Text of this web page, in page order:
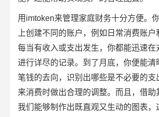
用imtoken来管理家庭财务十分方便。
上创建不同的账户，例如日常消费账户
每当有收入或支出发生，你都能迅速在
进行详尽的记录。到了月底，你便能清
笔钱的去向，识别出哪些是不必要的支
来消费时做出合理的调整。而且，借助
我们能够制作出既直观又生动的图表，